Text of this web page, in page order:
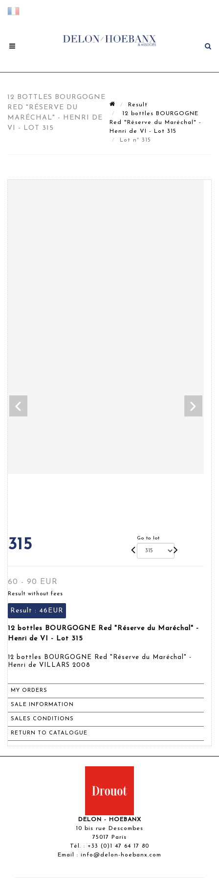
12 BOTTLES BOURGOGNE
RED "RÉSERVE DU
MARÉCHAL" - HENRI DE
VI - LOT 315
Result
12 bottles BOURGOGNE
Red "Réserve du Maréchal" -
Henri de VI - Lot 315
Lot n° 315
315 Go to lot
60 - 90 EUR
Result without fees
Result : 46EUR
12 bottles BOURGOGNE Red "Réserve du Maréchal" -
Henri de VI - Lot 315
12 bottles BOURGOGNE Red "Réserve du Maréchal" -
Henri de VILLARS 2008
MY ORDERS
SALE INFORMATION
SALES CONDITIONS
RETURN TO CATALOGUE
DELON - HOEBANX
10 bis rue Descombes
75017 Paris
Tél. : +33 (0)1 47 64 17 80
Email : info@delon-hoebanx.com